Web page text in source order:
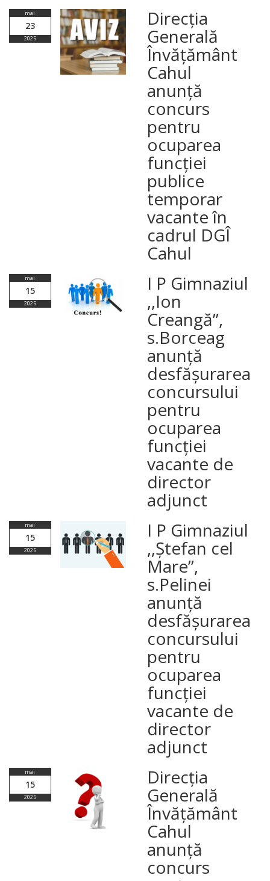
mai
23
2025
Direcția
Generală
Învățământ
Cahul
anunță
concurs
pentru
ocuparea
funcției
publice
temporar
vacante în
cadrul DGÎ
Cahul
mai
15
2025
I P Gimnaziul
,,Ion
Creangă”,
s.Borceag
anunță
desfășurarea
concursului
pentru
ocuparea
funcției
vacante de
director
adjunct
mai
15
2025
I P Gimnaziul
,,Ștefan cel
Mare”,
s.Pelinei
anunță
desfășurarea
concursului
pentru
ocuparea
funcției
vacante de
director
adjunct
mai
15
2025
Direcția
Generală
Învățământ
Cahul
anunță
concurs